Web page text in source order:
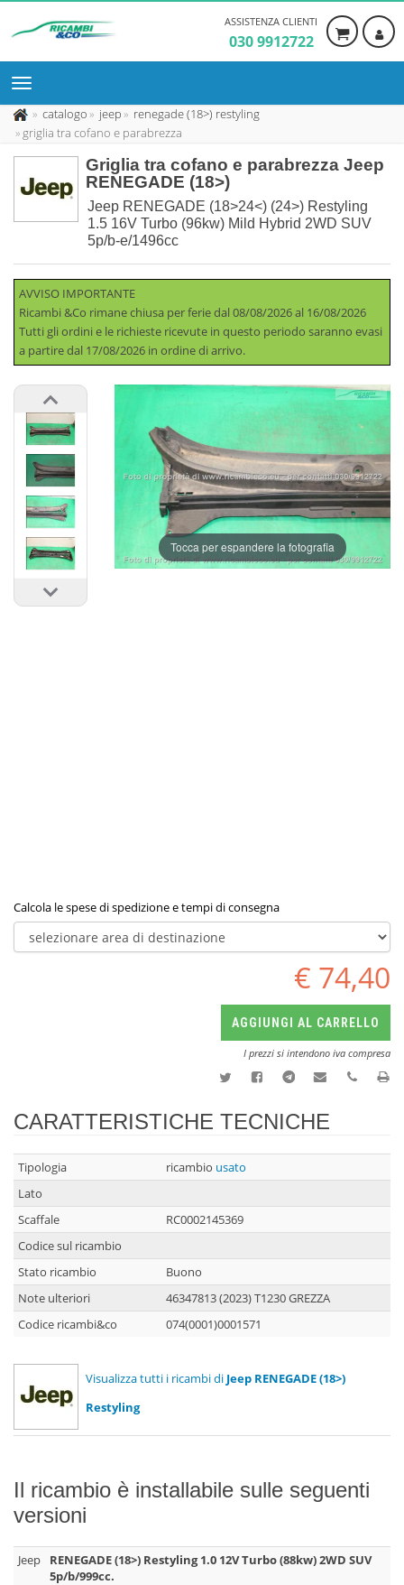
ASSISTENZA CLIENTI
030 9912722
catalogo jeep
renegade (18>) restyling
griglia tra cofano e parabrezza
Griglia tra cofano e parabrezza Jeep
RENEGADE (18>)
Jeep RENEGADE (18>24<) (24>) Restyling
1.5 16V Turbo (96kw) Mild Hybrid 2WD SUV
5p/b-e/1496cc
AVVISO IMPORTANTE
Ricambi &Co rimane chiusa per ferie dal 08/08/2026 al 16/08/2026
Tutti gli ordini e le richieste ricevute in questo periodo saranno evasi
a partire dal 17/08/2026 in ordine di arrivo.
Tocca per espandere la fotografia
Calcola le spese di spedizione e tempi di consegna
€ 74,40
AGGIUNGI AL CARRELLO
I prezzi si intendono iva compresa
CARATTERISTICHE TECNICHE
Tipologia ricambio usato
Lato
Scaffale
RC0002145369
Codice sul ricambio
Stato ricambio
Buono
Note ulteriori
46347813 (2023) T1230 GREZZA
Codice ricambi&co
074(0001)0001571
Visualizza tutti i ricambi di Jeep RENEGADE (18>)
Restyling
Il ricambio è installabile sulle seguenti
versioni
Jeep
RENEGADE (18>) Restyling 1.0 12V Turbo (88kw) 2WD SUV
5p/b/999cc.